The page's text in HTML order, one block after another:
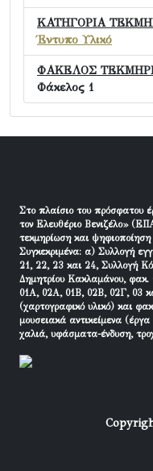
ΚΑΤΗΓΟΡΙΑ
Έντυπο Υλικό
ΦΑΚΕΛΟΣ
Φάκελος 1
Στο πλαίσιο του πρόσφατου
τον Ελευθέριο Βενιζέλο»
τεκμηρίωση και ψηφιοποίηση
Συγκεκριμένα: α) Συλλογή
21, 22, 23 και 24, Συλλογή
Δημητρίου Κακλαμάνου,
01Α, 02Α, 01Β, 02Β, 02Γ, 03
(χαρτογραφικό υλικό) και
μουσειακά αντικείμενα
χαλιά, υφάσματα-ένδυση,